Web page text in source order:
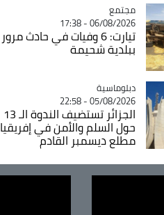
Catégorie
مجتمع
06/08/2026 - 17:38
تيارت: 6 وفيات في حادث مرور
ببلدية شحيمة
Catégorie
دبلوماسية
05/08/2026 - 22:58
الجزائر تستضيف الندوة الـ 13
حول السلم والأمن في إفريقيا
مطلع ديسمبر القادم